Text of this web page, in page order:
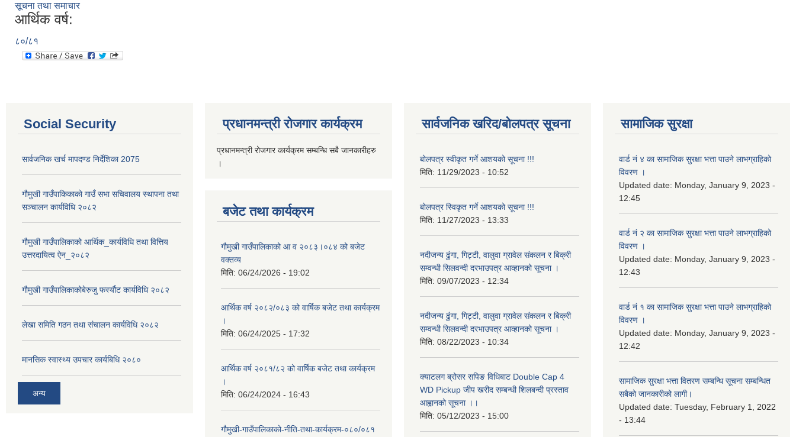
सूचना तथा समाचार
आर्थिक वर्ष:
८०/८१
Social Security
सार्वजनिक खर्च मापदण्ड निर्देशिका 2075
गौमुखी गाउँपाकिकाको गाउँ सभा सचिवालय स्थापना तथा
सञ्चालन कार्यविधि २०८२
गौमुखी गाउँपालिकाको आर्थिक_कार्यविधि तथा वित्तिय
उत्तरदायित्व ऐन_२०८२
गौमुखी गाउँपालिकाकोबेरुजु फर्स्यौट कार्यविधि २०८२
लेखा समिति गठन तथा संचालन कार्यविधि २०८२
मानसिक स्वास्थ्य उपचार कार्यबिधि २०८०
अन्य
प्रधानमन्त्री रोजगार कार्यक्रम
प्रधानमन्त्री रोजगार कार्यक्रम सम्बन्धि सबै जानकारीहरु
।
बजेट तथा कार्यक्रम
गौमुखी गाउँपालिकाको आ व २०८३।०८४ को बजेट
वक्तव्य
मिति: 06/24/2026 - 19:02
आर्थिक वर्ष २०८२/०८३ को वार्षिक बजेट तथा कार्यक्रम
।
मिति: 06/24/2025 - 17:32
आर्थिक वर्ष २०८१/८२ को वार्षिक बजेट तथा कार्यक्रम
।
मिति: 06/24/2024 - 16:43
गौमुखी-गाउँपालिकाको-नीति-तथा-कार्यक्रम-०८०/०८१
सार्वजनिक खरिद/बोलपत्र सूचना
बोलपत्र स्वीकृत गर्ने आशयको सूचना !!!
मिति: 11/29/2023 - 10:52
बोलपत्र स्विकृत गर्ने आशयको सूचना !!!
मिति: 11/27/2023 - 13:33
नदीजन्य ढुंगा, गिट्टी, वालुवा ग्रावेल संकलन र बिक्री
सम्वन्धी सिलवन्दी दरभाउपत्र आव्हानको सूचना ।
मिति: 09/07/2023 - 12:34
नदीजन्य ढुंगा, गिट्टी, वालुवा ग्रावेल संकलन र बिक्री
सम्वन्धी सिलवन्दी दरभाउपत्र आव्हानको सूचना ।
मिति: 08/22/2023 - 10:34
क्याटलग ब्रोसर सपिङ विधिबाट Double Cap 4
WD Pickup जीप खरीद सम्बन्धी शिलबन्दी प्रस्ताव
आह्वानको सूचना ।।
मिति: 05/12/2023 - 15:00
सामाजिक सुरक्षा
वार्ड नं ४ का सामाजिक सुरक्षा भत्ता पाउने लाभग्राहिको
विवरण ।
Updated date: Monday, January 9, 2023 -
12:45
वार्ड नं २ का सामाजिक सुरक्षा भत्ता पाउने लाभग्राहिको
विवरण ।
Updated date: Monday, January 9, 2023 -
12:43
वार्ड नं १ का सामाजिक सुरक्षा भत्ता पाउने लाभग्राहिको
विवरण ।
Updated date: Monday, January 9, 2023 -
12:42
सामाजिक सुरक्षा भत्ता वितरण सम्बन्धि सूचना सम्बन्धित
सबैको जानकारीको लागी।
Updated date: Tuesday, February 1, 2022
- 13:44